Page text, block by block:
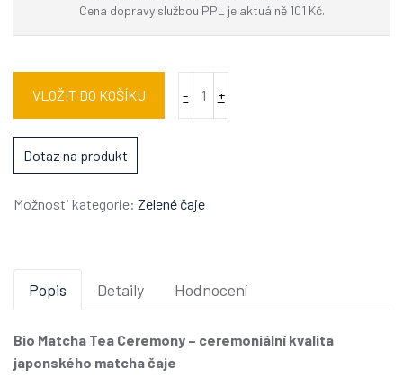
Cena dopravy službou PPL je aktuálně 101 Kč.
- +
VLOŽIT DO KOŠÍKU
Dotaz na produkt
Možnosti kategorie: Zelené čaje
Popis Detaily Hodnocení
Bio Matcha Tea Ceremony – ceremoniální kvalita
japonského matcha čaje